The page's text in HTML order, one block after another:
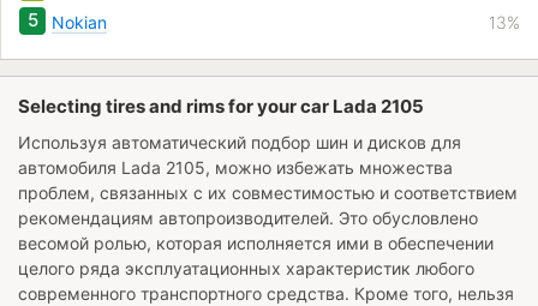
5 Nokian 13%
Selecting tires and rims for your car Lada 2105
Используя автоматический подбор шин и дисков для
автомобиля Lada 2105, можно избежать множества
проблем, связанных с их совместимостью и соответствием
рекомендациям автопроизводителей. Это обусловлено
весомой ролью, которая исполняется ими в обеспечении
целого ряда эксплуатационных характеристик любого
современного транспортного средства. Кроме того, нельзя